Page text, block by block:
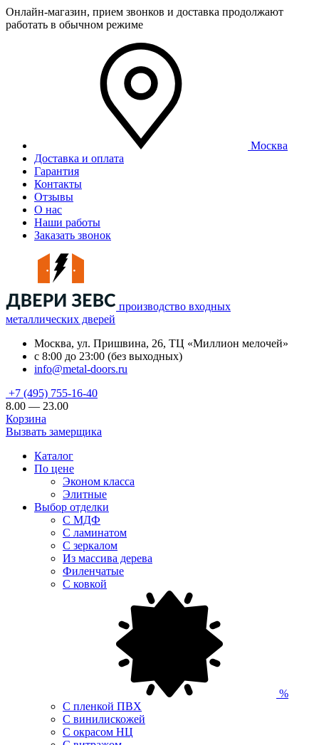
Онлайн-магазин, прием звонков и доставка продолжают
работать в обычном режиме
Москва
Доставка и оплата
Гарантия
Контакты
Отзывы
О нас
Наши работы
Заказать звонок
производство входных
металлических дверей
Москва, ул. Пришвина, 26, ТЦ «Миллион мелочей»
с 8:00 до 23:00 (без выходных)
info@metal-doors.ru
+7 (495) 755-16-40
8.00 — 23.00
Корзина
Вызвать замерщика
Каталог
По цене
Эконом класса
Элитные
Выбор отделки
С МДФ
С ламинатом
С зеркалом
Из массива дерева
Филенчатые
С ковкой
%
С пленкой ПВХ
С винилискожей
С окрасом НЦ